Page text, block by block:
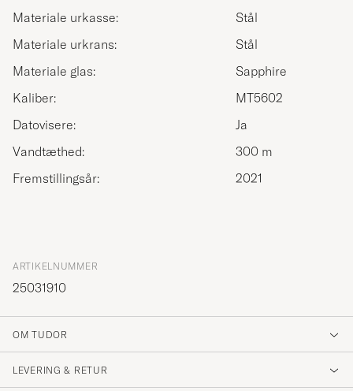
Materiale urkasse:
Stål
Materiale urkrans:
Stål
Materiale glas:
Sapphire
Kaliber:
MT5602
Datovisere:
Ja
Vandtæthed:
300 m
Fremstillingsår:
2021
ARTIKELNUMMER
25031910
OM TUDOR
LEVERING & RETUR